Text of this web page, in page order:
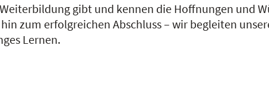
gibt und kennen die Hoffnungen und
zum erfolgreichen Abschluss – wir begleiten
Lernen.